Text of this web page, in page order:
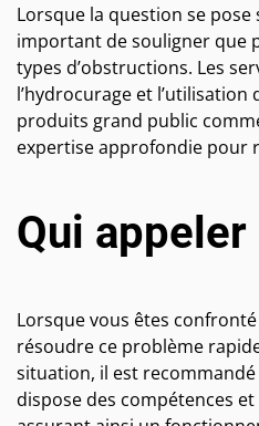
Lorsque la question se
important de souligner que
types d’obstructions. Les
l’hydrocurage et
produits grand public
expertise approfondie pour
Qui
Lorsque vous êtes
résoudre ce problème
situation, il est
dispose des compétences